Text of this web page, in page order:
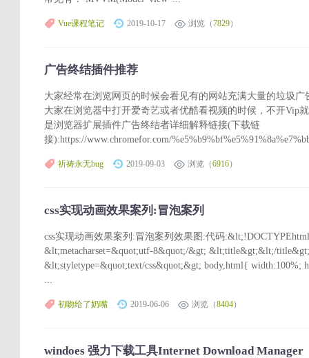
Vue课程笔记 2019-10-17 浏览（7829）
广告终结插件推荐
大家经常在浏览网页的时候会看见有的网站充满大量的垃圾
大家在浏览器中打开爱奇艺或者优酷看视频的时候，不开Vip
是浏览器扩展插件广告终结者详细解释链接(下载链
接):https://www.chromefor.com/
祈祷永无bug 2019-09-03 浏览（6916）
css实现动画效果案列:冒泡案列
css实现动画效果案列:冒泡案列效果图:代码
&lt;metacharset=&quot;utf-8&quot;/&gt; &lt;title&gt;&lt;/
&lt;styletype=&quot;text/css&quot;&gt; body,html{ width:100%;
...
初吻给了奶嘴 2019-06-06 浏览（8404）
windoes 强力下载工具Internet Download Manager